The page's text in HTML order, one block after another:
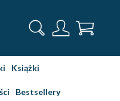
Książki
Bestsellery